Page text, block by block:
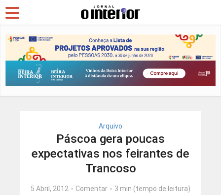
Arquivo
Páscoa gera poucas
expectativas nos feirantes de
Trancoso
5 Abril, 2012 Comentar 3 min (tempo de leitura)